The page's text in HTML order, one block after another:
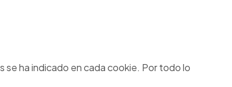
se ha indicado en cada cookie. Por todo lo